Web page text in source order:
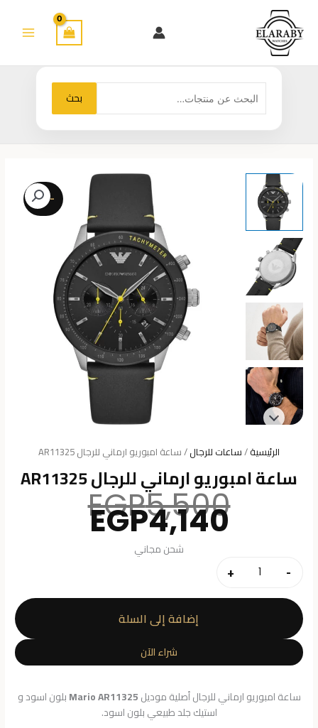
المحتوى
البحث
عن:
بحث
-25%
الرئيسية/ساعات للرجال/ ساعة امبوريو ارماني للرجال AR11325
ساعة امبوريو ارماني للرجال AR11325
EGP5,500 السعر
الأصليEGP4,140 السعر
شحن مجاني
-
كمية
ساعة
امبوريو
ارماني
للرجال
AR11325
+
إضافة إلى السلة
شراء الآن
ساعة امبوريو ارماني للرجال أصلية موديلMario AR11325بلون اسود و
استيك جلد طبيعي بلون اسود.